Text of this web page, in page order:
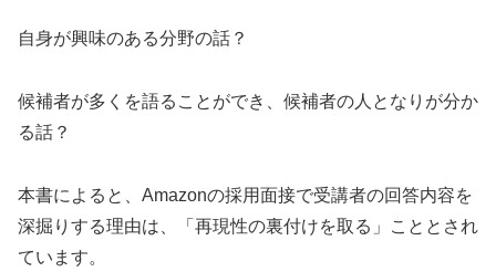
自身が興味のある分野の話？
候補者が多くを語ることができ、候補者の人となりが分か
る話？
本書によると、Amazonの採用面接で受講者の回答内容を
深掘りする理由は、「再現性の裏付けを取る」こととされ
ています。